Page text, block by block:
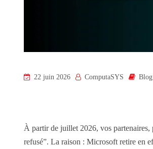
22 juin 2026 ComputaSYS Blog
À partir de juillet 2026, vos partenaires,
refusé”. La raison : Microsoft retire en